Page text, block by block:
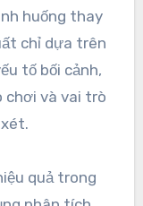
huống thay
chỉ dựa trên
tố bối cảnh,
chơi và vai trò
quả trong